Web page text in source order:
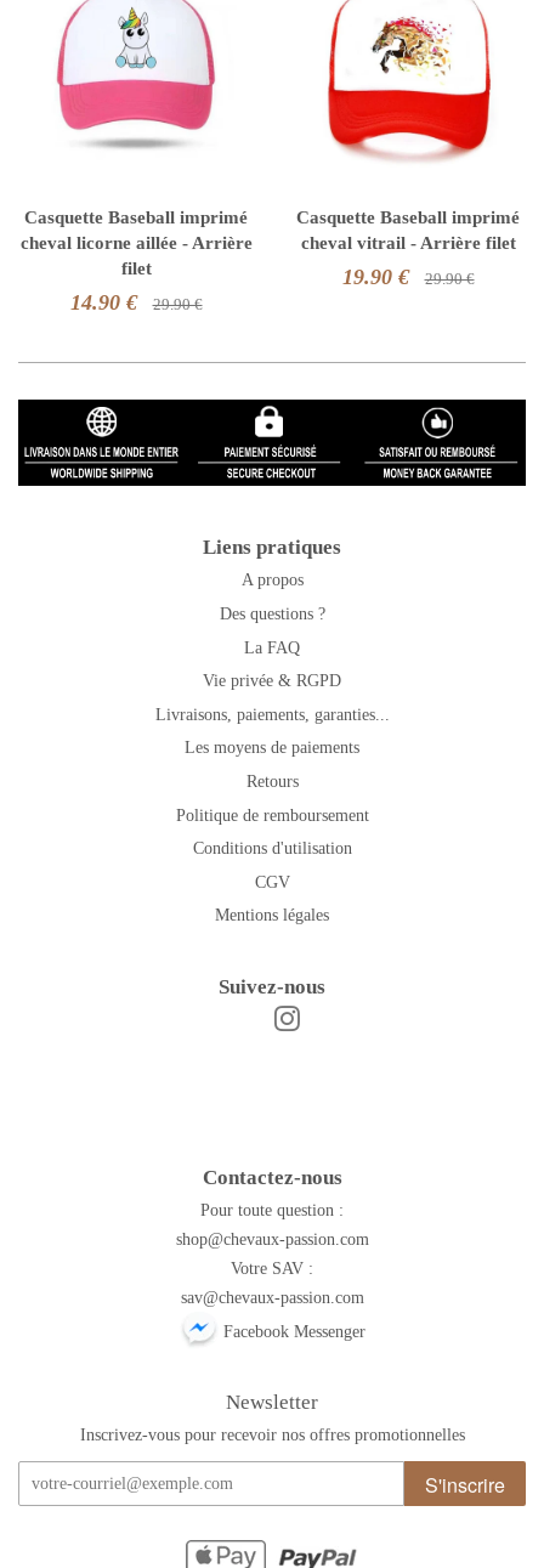
Casquette Baseball imprimé
cheval licorne aillée - Arrière
filet
14.90 € 29.90 €
Casquette Baseball imprimé
cheval vitrail - Arrière filet
19.90 € 29.90 €
Liens pratiques
A propos
Des questions ?
La FAQ
Vie privée & RGPD
Livraisons, paiements, garanties...
Les moyens de paiements
Retours
Politique de remboursement
Conditions d'utilisation
CGV
Mentions légales
Suivez-nous
Facebook
Contactez-nous
Pour toute question :
shop@chevaux-passion.com
Votre SAV :
sav@chevaux-passion.com
Facebook Messenger
Newsletter
Inscrivez-vous pour recevoir nos offres promotionnelles
S'inscrire